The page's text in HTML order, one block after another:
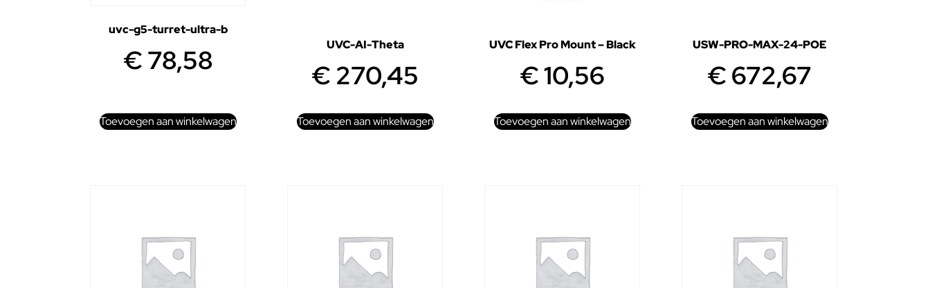
uvc-g5-turret-ultra-b
€78,58
Toevoegen aan winkelwagen
UVC-AI-Theta
€270,45
Toevoegen aan winkelwagen
UVC Flex Pro Mount – Black
€10,56
Toevoegen aan winkelwagen
USW-PRO-MAX-24-POE
€672,67
Toevoegen aan winkelwagen